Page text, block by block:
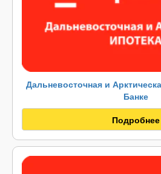
Дальневосточная и
Банке
Подробнее